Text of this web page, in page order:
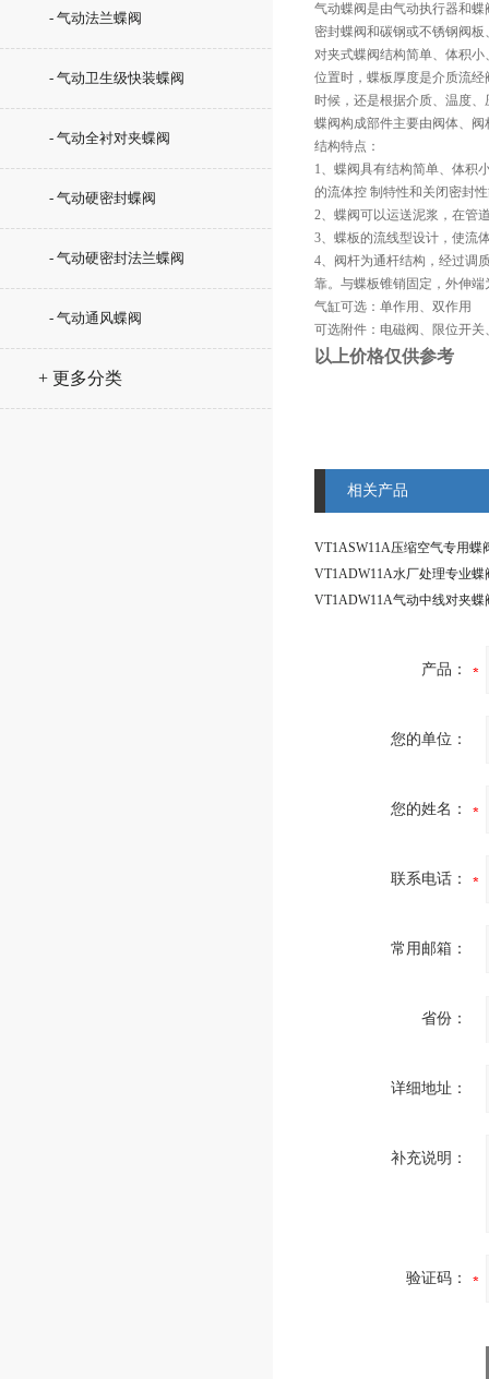
- 气动法兰蝶阀
- 气动卫生级快装蝶阀
- 气动全衬对夹蝶阀
- 气动硬密封蝶阀
- 气动硬密封法兰蝶阀
- 气动通风蝶阀
+ 更多分类
气动蝶阀是由气动执行器和
密封蝶阀和碳钢或不锈钢阀
对夹式蝶阀结构简单、体积
位置时，蝶板厚度是介质流
时候，还是根据介质、温度
蝶阀构成部件主要由阀体、
结构特点：
1、蝶阀具有结构简单、体积
的流体控 制特性和关闭密封
2、蝶阀可以运送泥浆，在管
3、蝶板的流线型设计，使流
4、阀杆为通杆结构，经过调
靠。与蝶板锥销固定，外伸
气缸可选：单作用、双作用
可选附件：电磁阀、限位开
以上价格仅供参考
相关产品
产品：
您的单位：
您的姓名：
联系电话：
常用邮箱：
省份：
详细地址：
补充说明：
验证码：